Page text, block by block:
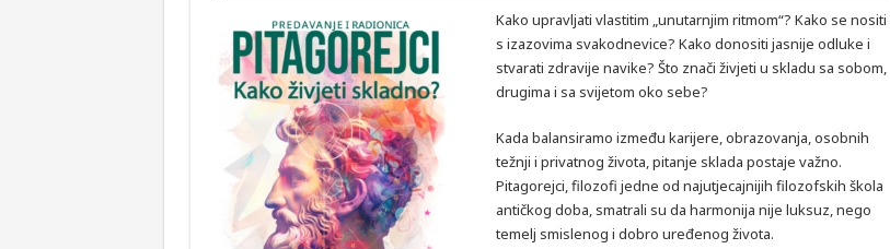
Kako upravljati vlastitim „unutarnjim ritmom“? Kako se nositi
s izazovima svakodnevice? Kako donositi jasnije odluke i
stvarati zdravije navike? Što znači živjeti u skladu sa sobom,
drugima i sa svijetom oko sebe?
Kada balansiramo između karijere, obrazovanja, osobnih
težnji i privatnog života, pitanje sklada postaje važno.
Pitagorejci, filozofi jedne od najutjecajnijih filozofskih škola
antičkog doba, smatrali su da harmonija nije luksuz, nego
temelj smislenog i dobro uređenog života.